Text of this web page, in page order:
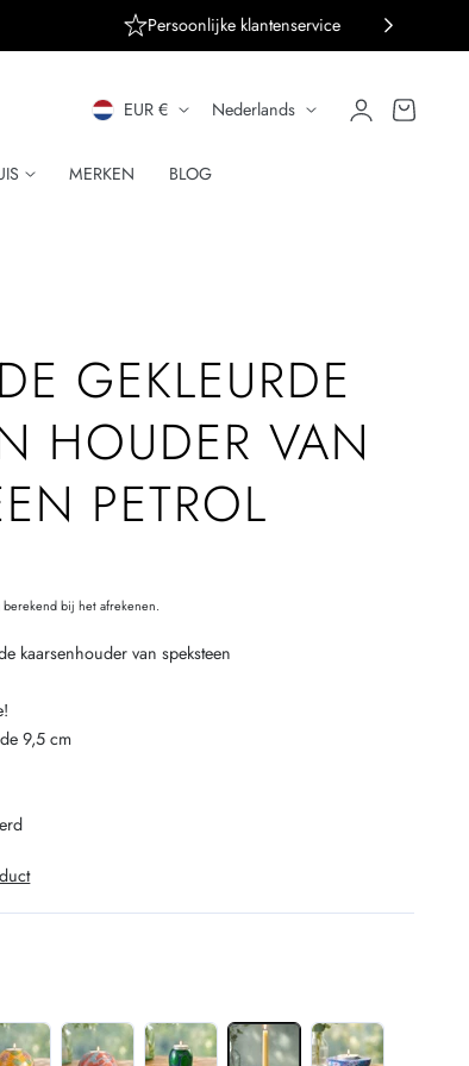
Persoonlijke klantenservice
MERKEN BLOG
L
A
R
E
G
EUR €
T
A
Nederlands Inloggen
Winkelwagen
GEKLEURDE
HOUDER VAN
PETROL
berekend bij het afrekenen.
kaarsenhouder van speksteen
9,5 cm